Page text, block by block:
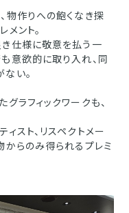
物作りへの飽くなき探
ント。
仕様に敬意を払う一
意欲的に取り入れ、同
い。
ラフィックワークも、
スト、リスペクトメー
からのみ得られるプレミ